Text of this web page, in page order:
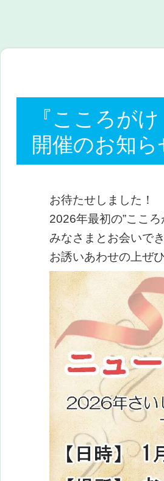
心の架け橋いわて
『こころが
開催のお知ら
お待たせしました！
2026年最初の”こころ
みなさまとお会いで
お誘いあわせの上ぜ